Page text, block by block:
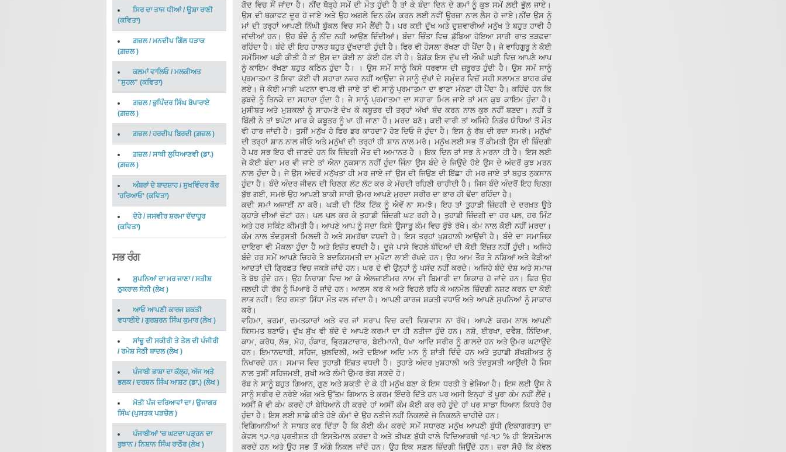
ਸਿਰ ਦਾ ਤਾਜ ਧੀਆਂ/ ਊਸ਼ਾ ਰਾਣੀ
(ਕਵਿਤਾ)
ਗ਼ਜ਼ਲ/ਮਨਦੀਪ ਗਿੱਲ ਧੜਾਕ
(ਗ਼ਜ਼ਲ)
ਕਲਮਾਂ ਵਾਲਿਓ/ ਮਲਕੀਅਤ
"ਸੁਹਲ" (ਕਵਿਤਾ)
ਗ਼ਜ਼ਲ/ਭੁਪਿੰਦਰ ਸਿੰਘ ਬੋਪਾਰਾਏ
(ਗ਼ਜ਼ਲ)
ਗ਼ਜ਼ਲ/ ਹਰਦੀਪ ਬਿਰਦੀ(ਗ਼ਜ਼ਲ)
ਗ਼ਜ਼ਲ/ਸਾਥੀ ਲੁਧਿਆਣਵੀ (ਡਾ.)
(ਗ਼ਜ਼ਲ)
ਅੰਬਰਾਂ ਦੇ ਬਾਦਸ਼ਾਹ/ ਸੁਖਵਿੰਦਰ ਕੌਰ
'ਹਰਿਆਓ' (ਕਵਿਤਾ)
ਦੋਹੇ/ਜਸਵੀਰ ਸ਼ਰਮਾ ਦੱਦਾਹੂਰ
(ਕਵਿਤਾ)
ਸਭ ਰੰਗ
ਸੁਪਨਿਆਂ ਦਾ ਮਰ ਜਾਣਾ/ਸਤੀਸ਼
ਠੁਕਰਾਲ ਸੋਨੀ(ਲੇਖ)
ਆਓ ਆਪਣੀ ਕਾਰਜ ਸ਼ਕਤੀ
ਵਧਾਈਏ/ ਗੁਰਸ਼ਰਨ ਸਿੰਘ ਕੁਮਾਰ(ਲੇਖ)
ਸਾਂਢੂ ਦੀ ਸਕੀਰੀ ਤੇ ਤੇਲ ਦੀ ਪੰਜੀਰੀ
/ਰਮੇਸ਼ ਸੇਠੀ ਬਾਦਲ(ਲੇਖ)
ਪੰਜਾਬੀ ਭਾਸ਼ਾ ਦਾ ਕੱਲ੍ਹ, ਅੱਜ ਅਤੇ
ਭਲਕ/ ਦਰਸ਼ਨ ਸਿੰਘ ਆਸ਼ਟ (ਡਾ.) (ਲੇਖ)
ਮੋਤੀ ਪੰਜ ਦਰਿਆਵਾਂ ਦਾ/ਉਜਾਗਰ
ਸਿੰਘ(ਪੁਸਤਕ ਪੜਚੋਲ)
ਪੰਜਾਬੀਆਂ 'ਚ ਘਟਦਾ ਪੜ੍ਹਨ ਦਾ
ਰੁਝਾਨ/ ਨਿਸ਼ਾਨ ਸਿੰਘ ਰਾਠੌਰ(ਲੇਖ)
ਗੋਦ ਵਿਚ ਸੌਂ ਜਾਂਦਾ ਹੈ। ਨੀਂਦ ਥੋੜ੍ਹੇ ਸਮੇਂ ਦੀ ਮੌਤ ਹੁੰਦੀ ਹੈ ਤਾਂ ਕੇ ਬੰਦਾ ਦਿਨ ਦੇ ਗਮਾਂ ਨੂੰ ਕੁਝ ਸਮੇਂ ਲ਼ਈ ਭੁੱਲ ਜਾਏ।
ਉਸ ਦੀ ਥਕਾਵਟ ਦੂਰ ਹੋ ਜਾਏ ਅਤੇ ਉਹ ਅਗਲੇ ਦਿਨ ਕੰਮ ਕਰਨ ਲਈ ਨਵੀਂ ਊਰਜ਼ਾ ਨਾਲ ਲੈਸ ਹੋ ਜਾਏ।ਨੀਂਦ ਉਸ ਨੂੰ
ਮਾਂ ਦੀ ਤਰ੍ਹਾਂ ਆਪਣੀ ਨਿੱਘੀ ਬੁੱਕਲ ਵਿਚ ਸਮੋ ਲੈਂਦੀ ਹੈ। ਪਰ ਕਈ ਦੁੱਖ ਅਤੇ ਦੁਸ਼ਵਾਰੀਆਂ ਮਨੁੱਖ ਤੇ ਬਹੁਤ ਹਾਵੀ ਹੋ
ਜਾਂਦੀਆਂ ਹਨ। ਉਹ ਬੰਦੇ ਨੂੰ ਨੀਂਦ ਨਹੀਂ ਆਉਣ ਦਿੰਦੀਆਂ। ਬੰਦਾ ਚਿੰਤਾ ਵਿਚ ਡੁੱਬਿਆ ਹੋਇਆ ਸਾਰੀ ਰਾਤ ਤੜਫ਼ਦਾ
ਰਹਿੰਦਾ ਹੈ। ਬੰਦੇ ਦੀ ਇਹ ਹਾਲਤ ਬਹੁਤ ਦੁੱਖਦਾਈ ਹੁੰਦੀ ਹੈ। ਫਿਰ ਵੀ ਹੌਸਲਾ ਰੱਖਣਾ ਹੀ ਪੈਂਦਾ ਹੈ। ਜੇ ਵਾਹਿਗੁਰੂ ਨੇ ਕੋਈ
ਸਮੱਸਿਆ ਖੜੀ ਕੀਤੀ ਹੈ ਤਾਂ ਉਸ ਦਾ ਕੋਈ ਨਾ ਕੋਈ ਹੱਲ ਵੀ ਹੈ। ਬੇਸ਼ੱਕ ਇਸ ਦੁੱਖ ਦੀ ਔਖੀ ਘੜੀ ਵਿਚ ਆਪਣੇ ਆਪ
ਨੂੰ ਕਾਇਮ ਰੱਖਣਾ ਬਹੁਤ ਕਠਿਨ ਹੁੰਦਾ ਹੈ। । ਉਸ ਸਮੇਂ ਸਾਨੂੰ ਕਿਸੇ ਧਰਵਾਸ ਦੀ ਜ਼ਰੂਰਤ ਹੁੰਦੀ ਹੈ। ਉਸ ਸਮੇਂ ਸਾਨੂੰ
ਪ੍ਰਮਾਤਮਾ ਤੋਂ ਸਿਵਾ ਕੋਈ ਵੀ ਸਹਾਰਾ ਨਜ਼ਰ ਨਹੀਂ ਆਉਂਦਾ ਜੋ ਸਾਨੂੰ ਦੁੱਖਾਂ ਦੇ ਸਮੁੰਦਰ ਵਿਚੋਂ ਸਹੀ ਸਲਾਮਤ ਬਾਹਰ ਕੱਢ
ਲਏ। ਜੇ ਕੋਈ ਮਾੜੀ ਘਟਨਾ ਵਾਪਰ ਵੀ ਜਾਏ ਤਾਂ ਵੀ ਸਾਨੂੰ ਪ੍ਰਮਾਤਮਾ ਦਾ ਭਾਣਾ ਮੰਨਣਾ ਹੀ ਪੈਂਦਾ ਹੈ। ਕਹਿੰਦੇ ਹਨ ਕਿ
ਡੁਬਦੇ ਨੂੰ ਤਿਨਕੇ ਦਾ ਸਹਾਰਾ ਹੁੰਦਾ ਹੈ। ਜੇ ਸਾਨੂੰ ਪ੍ਰਮਾਤਮਾ ਦਾ ਸਹਾਰਾ ਮਿਲ ਜਾਏ ਤਾਂ ਮਨ ਕੁਝ ਕਾਇਮ ਹੁੰਦਾ ਹੈ।
ਮੁਸੀਬਤ ਅਤੇ ਮੁਸ਼ਕਲਾਂ ਨੂੰ ਸਾਹਮਣੇ ਦੇਖ ਕੇ ਕਬੂਤਰ ਦੀ ਤਰ੍ਹਾਂ ਅੱਖਾਂ ਬੰਦ ਕਰਨ ਨਾਲ ਕੁਝ ਨਹੀਂ ਬਣਦਾ। ਨਹੀਂ ਤੇ
ਬਿੱਲੀ ਨੇ ਤਾਂ ਝਪੱਟਾ ਮਾਰ ਕੇ ਕਬੂਤਰ ਨੂੰ ਖਾ ਹੀ ਜਾਣਾ ਹੈ। ਮਰਦ ਬਣੋ। ਕਈ ਵਾਰੀ ਤਾਂ ਅਜਿਹੇ ਨਿਡੱਰ ਯੋਧਿਆਂ ਤੋਂ ਮੌਤ
ਵੀ ਹਾਰ ਜਾਂਦੀ ਹੈ। ਤੁਸੀਂ ਮਨੁੱਖ ਹੋ ਫਿਰ ਡਰ ਕਾਹਦਾ? ਹੋਣ ਦਿਓ ਜੋ ਹੁੰਦਾ ਹੈ। ਇਸ ਨੂੰ ਰੱਬ ਦੀ ਰਜ਼ਾ ਸਮਝੋ। ਮਨੁੱਖਾਂ
ਦੀ ਤਰ੍ਹਾਂ ਸ਼ਾਨ ਨਾਲ ਜੀਓ ਅਤੇ ਮਨੁੱਖਾਂ ਦੀ ਤਰ੍ਹਾਂ ਹੀ ਸ਼ਾਨ ਨਾਲ ਮਰੋ। ਮਨੁੱਖ ਲਈ ਸਭ ਤੋਂ ਕੀਮਤੀ ਉਸ ਦੀ ਜ਼ਿੰਦਗੀ
ਹੈ ਪਰ ਸਭ ਇਹ ਵੀ ਜਾਣਦੇ ਹਨ ਕਿ ਜ਼ਿੰਦਗੀ ਮੌਤ ਦੀ ਅਮਾਨਤ ਹੈ । ਇਕ ਦਿਨ ਤਾਂ ਸਭ ਨੇ ਮਰਨਾ ਹੀ ਹੈ। ਇਸ ਲਈ
ਜੇ ਕੋਈ ਬੰਦਾ ਮਰ ਵੀ ਜਾਏ ਤਾਂ ਐਨਾ ਨੁਕਸਾਨ ਨਹੀਂ ਹੁੰਦਾ ਜਿੰਨਾ ਉਸ ਬੰਦੇ ਦੇ ਜਿਉਂਦੇ ਹੋਏ ਉਸ ਦੇ ਅੰਦਰੋਂ ਕੁਝ ਮਰਨ
ਨਾਲ ਹੁੰਦਾ ਹੈ। ਜੇ ਉਸ ਅੰਦਰੋਂ ਮਨੁੱਖਤਾ ਹੀ ਮਰ ਜਾਏ ਜਾਂ ਉਸ ਦੀ ਜਿਉਣ ਦੀ ਇੱਛਾ ਹੀ ਮਰ ਜਾਏ ਤਾਂ ਬਹੁਤ ਨੁਕਸਾਨ
ਹੁੰਦਾ ਹੈ। ਬੰਦੇ ਅੰਦਰ ਜੀਵਨ ਦੀ ਚਿਣਗ ਲੱਟ ਲੱਟ ਕਰ ਕੇ ਮੱਚਦੀ ਰਹਿਣੀ ਚਾਹੀਦੀ ਹੈ। ਜਿਸ ਬੰਦੇ ਅੰਦਰੋਂ ਇਹ ਚਿਣਗ
ਬੁੱਝ ਗਈ, ਸਮਝੋ ਉਹ ਆਪਣੀ ਬਾਕੀ ਸਾਰੀ ਉਮਰ ਆਪਣੇ ਮੁਰਦਾ ਸਰੀਰ ਦਾ ਭਾਰ ਹੀ ਢੋਂਦਾ ਰਹਿੰਦਾ ਹੈ।
ਕਦੀ ਸਮਾਂ ਅਜਾਈਂ ਨਾ ਕਰੋ। ਘੜੀ ਦੀ ਟਿੱਕ ਟਿੱਕ ਨੂੰ ਐਵੇਂ ਨਾ ਸਮਝੋ। ਇਹ ਤਾਂ ਤੁਹਾਡੀ ਜ਼ਿੰਦਗੀ ਦੇ ਦਰਖ਼ਤ ਉਤੇ
ਕੁਹਾੜੇ ਦੀਆਂ ਚੋਟਾਂ ਹਨ। ਪਲ ਪਲ ਕਰ ਕੇ ਤੁਹਾਡੀ ਜ਼ਿੰਦਗੀ ਘਟ ਰਹੀ ਹੈ। ਤੁਹਾਡੀ ਜ਼ਿੰਦਗੀ ਦਾ ਹਰ ਪਲ, ਹਰ ਮਿੰਟ
ਅਤੇ ਹਰ ਸਕਿੰਟ ਕੀਮਤੀ ਹੈ। ਆਪਣੇ ਆਪ ਨੂੰ ਸਦਾ ਕਿਸੇ ਉਸਾਰੂ ਕੰਮ ਵਿਚ ਰੁੱਝੇ ਰੱਖੋ। ਕੰਮ ਨਾਲ ਕੋਈ ਨਹੀਂ ਮਰਦਾ।
ਕੰਮ ਨਾਲ ਤੰਦਰੁਸਤੀ ਮਿਲਦੀ ਹੈ ਅਤੇ ਸਮਰੱਥਾ ਵਧਦੀ ਹੈ। ਇਸ ਤਰ੍ਹਾਂ ਖੁਸ਼ਹਾਲੀ ਆਉਂਦੀ ਹੈ। ਬੰਦੇ ਦਾ ਸਮਾਜਿਕ
ਦਾਇਰਾ ਵੀ ਮੋਕਲਾ ਹੁੰਦਾ ਹੈ ਅਤੇ ਇਜ਼ੱਤ ਵਧਦੀ ਹੈ। ਦੂਜੇ ਪਾਸੇ ਵਿਹਲੇ ਬੰਦਿਆਂ ਦੀ ਕੋਈ ਇੱਜ਼ਤ ਨਹੀਂ ਹੁੰਦੀ। ਅਜਿਹੇ
ਬੰਦੇ ਹਰ ਸਮੇਂ ਆਪਣੇ ਚਿਹਰੇ ਤੇ ਬਦਕਿਸਮਤੀ ਦਾ ਮੁਖੌਟਾ ਲਾਈ ਰੱਖਦੇ ਹਨ। ਉਹ ਆਮ ਤੌਰ ਤੇ ਨਸ਼ਿਆਂ ਅਤੇ ਭੈੜੀਆਂ
ਆਦਤਾਂ ਦੀ ਗ੍ਰਿਫ਼ਤ ਵਿਚ ਜਕੜੇ ਜਾਂਦੇ ਹਨ। ਘਰ ਦੇ ਵੀ ਉਨ੍ਹਾਂ ਨੂੰ ਪਸੰਦ ਨਹੀਂ ਕਰਦੇ। ਅਜਿਹੇ ਬੰਦੇ ਦੇਸ਼ ਅਤੇ ਸਮਾਜ
ਤੇ ਬੋਝ ਹੁੰਦੇ ਹਨ। ਉਹ ਨਿਰਾਸ਼ਾ ਵਿਚ ਆ ਕੇ ਐਲਜ਼ਾਈਮਰ ਨਾਮ ਦੀ ਬਿਮਾਰੀ ਦਾ ਸ਼ਿਕਾਰ ਹੋ ਜਾਂਦੇ ਹਨ। ਫਿਰ ਉਹ
ਜਲਦੀ ਹੀ ਰੱਬ ਨੂੰ ਪਿਆਰੇ ਹੋ ਜਾਂਦੇ ਹਨ। ਆਲਸ ਕਰ ਕੇ ਅਤੇ ਵਿਹਲੇ ਰਹਿ ਕੇ ਅਨਮੋਲ ਜ਼ਿੰਦਗੀ ਨਸ਼ਟ ਕਰਨ ਦਾ ਕੋਈ
ਲਾਭ ਨਹੀਂ। ਇਹ ਰਸਤਾ ਸਿੱਧਾ ਮੌਤ ਵਲ ਜਾਂਦਾ ਹੈ। ਆਪਣੀ ਕਾਰਜ ਸ਼ਕਤੀ ਵਧਾਓ ਅਤੇ ਆਪਣੇ ਸੁਪਨਿਆਂ ਨੂੰ ਸਾਕਾਰ
ਕਰੋ।
ਵਹਿਮਾ, ਭਰਮਾ, ਚਮਤਕਾਰਾਂ ਅਤੇ ਵਰ ਜਾਂ ਸਰਾਪ ਵਿਚ ਕਦੀ ਵਿਸ਼ਵਾਸ ਨਾ ਰੱਖੋ। ਆਪਣੇ ਕਰਮ ਨਾਲ ਆਪਣੀ
ਕਿਸਮਤ ਬਣਾਓ। ਦੁੱਖ ਸੁੱਖ ਵੀ ਬੰਦੇ ਦੇ ਆਪਣੇ ਕਰਮਾਂ ਦਾ ਹੀ ਨਤੀਜਾ ਹੁੰਦੇ ਹਨ। ਨਸ਼ੇ, ਈਰਖਾ, ਦਵੈਸ਼, ਨਿੰਦਿਆ,
ਕਾਮ, ਕਰੋਧ, ਲੋਭ, ਮੋਹ, ਹੰਕਾਰ, ਭ੍ਰਿਸ਼ਟਾਚਾਰ, ਬੇਈਮਾਨੀ, ਧੋਖਾ ਆਦਿ ਸਰੀਰ ਨੂੰ ਗਾਲਦੇ ਹਨ ਅਤੇ ਉਮਰ ਘਟਾਉਂਦੇ
ਹਨ। ਇਮਾਨਦਾਰੀ, ਸਹਿਜ, ਖੁਲਦਿਲੀ, ਅਤੇ ਦਇਆ ਅਦਿ ਮਨ ਨੂੰ ਸ਼ਾਂਤੀ ਦਿੰਦੇ ਹਨ ਅਤੇ ਤੁਹਾਡੀ ਸ਼ੱਖਸ਼ੀਅਤ ਨੂੰ
ਨਿਖਾਰਦੇ ਹਨ। ਸਮਾਜ ਵਿਚ ਤੁਹਾਡੀ ਇੱਜ਼ਤ ਵਧਦੀ ਹੈ। ਤੁਹਾਡੇ ਅੰਦਰ ਖ਼ੁਸ਼ਹਾਲੀ ਅਤੇ ਤੰਦਰੁਸਤੀ ਆਉਂਦੀ ਹੈ ਜਿਸ
ਨਾਲ ਤੁਸੀਂ ਸਹਿਜਮਈ, ਸੁਖੀ ਅਤੇ ਲੰਮੀ ਉਮਰ ਭੋਗ ਸਕਦੇ ਹੋ।
ਰੱਬ ਨੇ ਸਾਨੂੰ ਬਹੁਤ ਗਿਆਨ, ਗੁਣ ਅਤੇ ਸ਼ਕਤੀ ਦੇ ਕੇ ਹੀ ਮਨੁੱਖ ਬਣਾ ਕੇ ਇਸ ਧਰਤੀ ਤੇ ਭੇਜਿਆ ਹੈ। ਇਸ ਲਈ ਉਸ ਨੇ
ਸਾਨੂੰ ਸਰੀਰ ਦੇ ਨਰੋਏ ਅੰਗ ਅਤੇ ਉੱਤਮ ਗਿਆਨ ਤੇ ਕਰਮ ਇੰਦਰੇ ਦਿੱਤੇ ਹਨ ਪਰ ਅਸੀ ਇਨ੍ਹਾਂ ਤੋਂ ਪੂਰਾ ਕੰਮ ਨਹੀਂ ਲੈਂਦੇ।
ਅਸੀਂ ਜੋ ਵੀ ਕੰਮ ਕਰਦੇ ਹਾਂ ਬੇਧਿਆਨੇ ਹੀ ਕਰਦੇ ਹਾਂ ਅਸੀਂ ਕੰਮ ਕੋਈ ਕਰ ਰਹੇ ਹੁੰਦੇ ਹਾਂ ਪਰ ਸਾਡਾ ਧਿਆਨ ਕਿਧਰੇ ਹੋਰ
ਹੁੰਦਾ ਹੈ। ਇਸ ਲਈ ਸਾਡੇ ਕੀਤੇ ਹੋਏ ਕੰਮਾਂ ਦੇ ਉਹ ਨਤੀਜੇ ਨਹੀਂ ਨਿਕਲਦੇ ਜੋ ਨਿਕਲਨੇ ਚਾਹੀਦੇ ਹਨ।
ਵਿਗਿਆਨੀਆਂ ਨੇ ਸਾਬਤ ਕਰ ਦਿੱਤਾ ਹੈ ਕਿ ਕੋਈ ਕੰਮ ਕਰਦੇ ਸਮੇਂ ਸਧਾਰਣ ਮਨੁੱਖ ਆਪਣੀ ਬੁੱਧੀ (ਇਕਾਗਰਤਾ) ਦਾ
ਕੇਵਲ ੧੨-੧੩ ਪ੍ਰਤੀਸ਼ਤ ਹੀ ਇਸਤੇਮਾਲ ਕਰਦਾ ਹੈ ਅਤੇ ਤੀਖਣ ਬੁੱਧੀ ਵਾਲੇ ਵਿਦਿਆਰਥੀ ੧੬-੧੭ % ਹੀ ਇਸਤੇਮਾਲ
ਕਰਦੇ ਹਨ ਅਤੇ ਉਹ ਸਭ ਤੋਂ ਅੱਗੇ ਨਿਕਲ ਜਾਂਦੇ ਹਨ। ਉਹ ਇਕ ਸਫ਼ਲ ਜ਼ਿੰਦਗੀ ਜਿਉਂਦੇ ਹਨ। ਜ਼ਰਾ ਸੋਚੋ ਕਿ ਕੇਵਲ